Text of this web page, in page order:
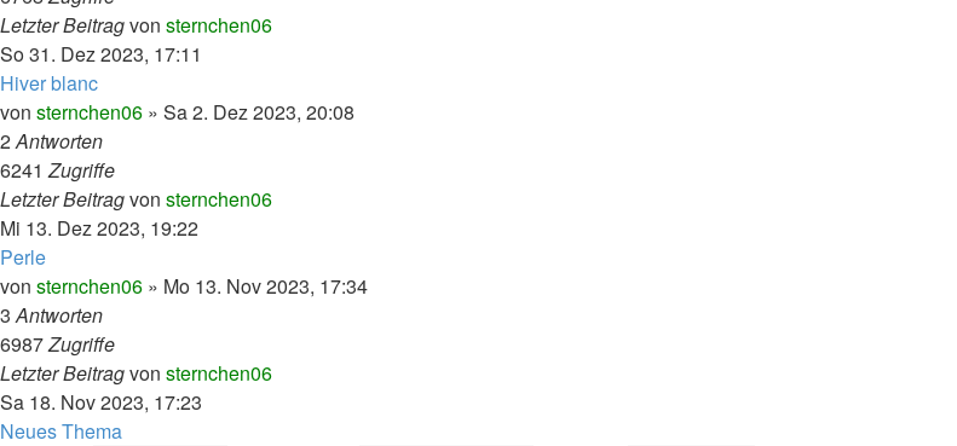
Letzter Beitragvon sternchen06
So 31. Dez 2023, 17:11
Hiver blanc
von sternchen06 » Sa 2. Dez 2023, 20:08
2Antworten
6241Zugriffe
Letzter Beitragvon sternchen06
Mi 13. Dez 2023, 19:22
Perle
von sternchen06 » Mo 13. Nov 2023, 17:34
3Antworten
6987Zugriffe
Letzter Beitragvon sternchen06
Sa 18. Nov 2023, 17:23
Neues Thema